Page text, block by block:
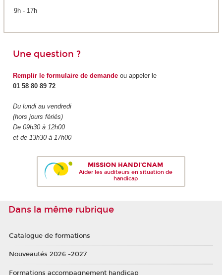
9h - 17h
Une question ?
Remplir le formulaire de demandeou appeler le
01 58 80 89 72
Du lundi au vendredi
(hors jours fériés)
De 09h30 à 12h00
et de 13h30 à 17h00
MISSION HANDI'CNAM
Aider les auditeurs en situation de
handicap
Dans la même rubrique
Catalogue de formations
Nouveautés 2026 -2027
Formations accompagnement handicap